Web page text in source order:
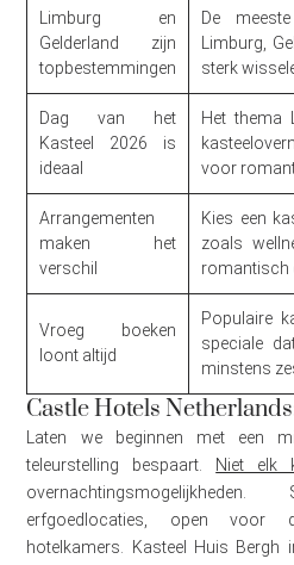
Limburg en
Gelderland zijn
topbestemmingen
De
Limburg,
sterk
Dag van het
Kasteel 2026 is
ideaal
Het thema
voor
Arrangementen
maken het
verschil
Kies een
zoals
romantisch
Vroeg boeken
loont altijd
Populaire
speciale
minstens
Castle Hotels
Laten we beginnen met een
teleurstelling bespaart.
Niet elk
erfgoedlocaties, open voor
hotelkamers. Kasteel Huis Bergh